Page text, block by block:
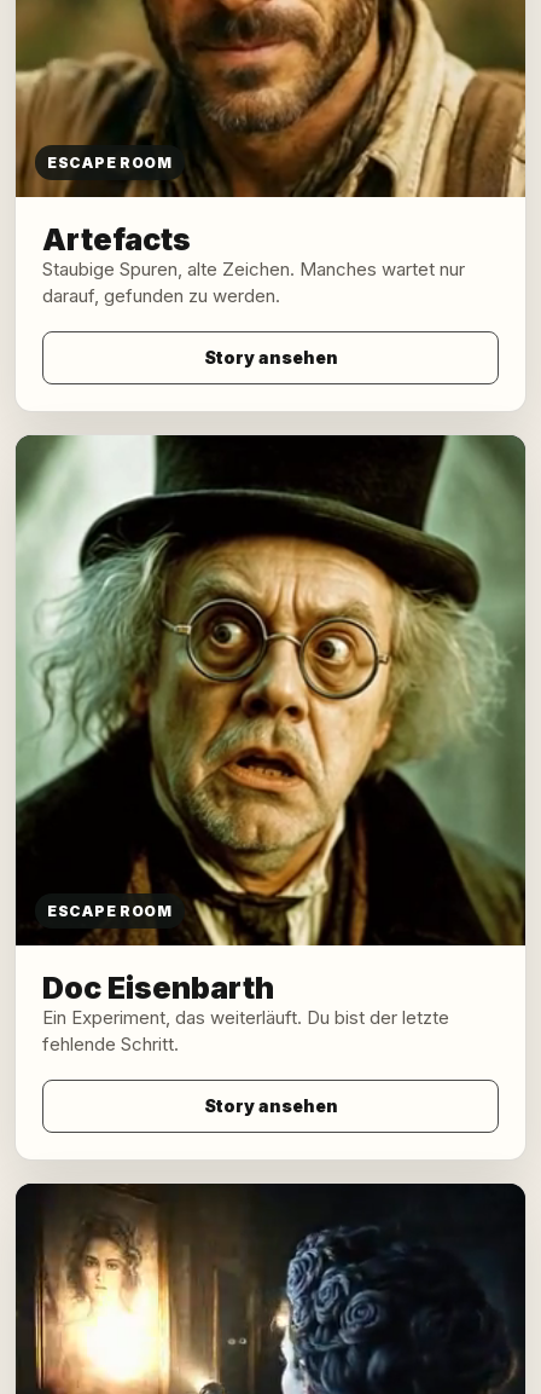
ESCAPE ROOM
Artefacts
Staubige Spuren, alte Zeichen. Manches wartet nur
darauf, gefunden zu werden.
Story ansehen
ESCAPE ROOM
Doc Eisenbarth
Ein Experiment, das weiterläuft. Du bist der letzte
fehlende Schritt.
Story ansehen